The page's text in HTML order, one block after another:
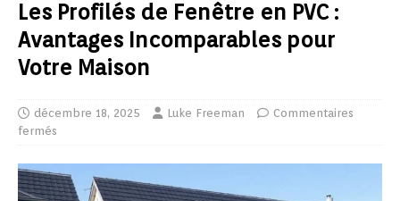
Les Profilés de Fenêtre en PVC :
Avantages Incomparables pour
Votre Maison
décembre 18, 2025 Luke Freeman
Commentaires
fermés